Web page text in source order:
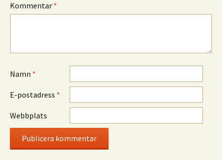
Kommentar *
Namn *
E-postadress *
Webbplats